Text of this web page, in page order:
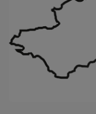
La Radio
EMISSIONS
ARTISTES